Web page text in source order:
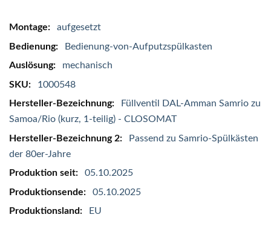
Mehr
Informationen
aufgesetzt
Bedienung-von-Aufputzspülkasten
mechanisch
1000548
Füllventil DAL-Amman Samrio zu
Samoa/Rio (kurz, 1-teilig) - CLOSOMAT
Passend zu Samrio-Spülkästen
der 80er-Jahre
05.10.2025
05.10.2025
EU